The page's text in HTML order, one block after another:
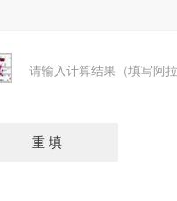
请输入计算结果（填写阿